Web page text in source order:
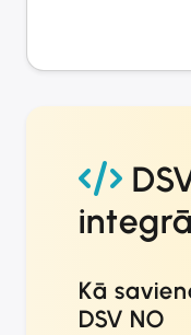
Kā
DSV NO